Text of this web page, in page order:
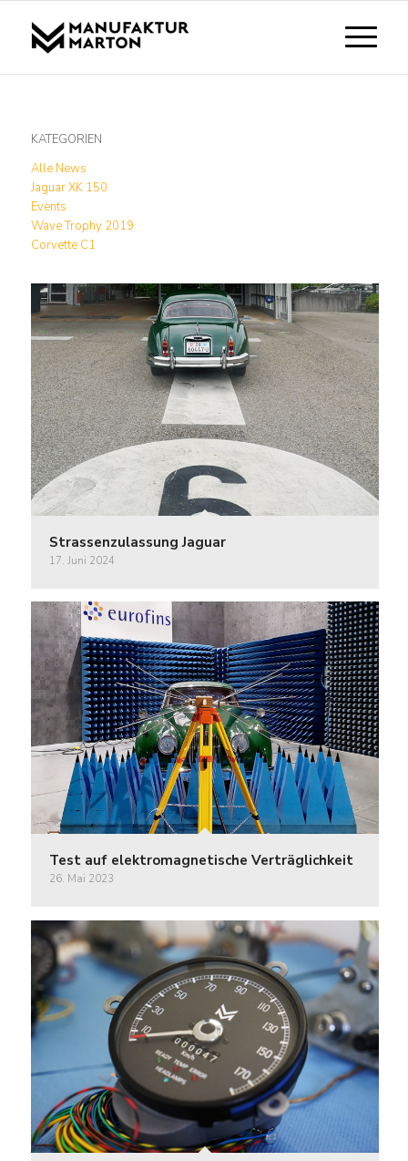
KATEGORIEN
Alle News
Jaguar XK 150
Events
Wave Trophy 2019
Corvette C1
Strassenzulassung Jaguar
17. Juni 2024
Test auf elektromagnetische Verträglichkeit
26. Mai 2023